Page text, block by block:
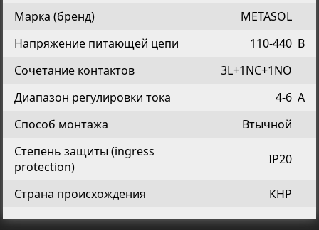
Марка (бренд)
METASOL
Напряжение питающей цепи
110-440 В
Сочетание контактов
3L+1NC+1NO
Диапазон регулировки тока
4-6 A
Способ монтажа
Втычной
Степень защиты (ingress
protection)
IP20
Страна происхождения КНР